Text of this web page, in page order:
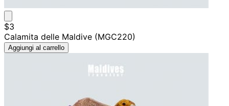
$3
Calamita delle Maldive (MGC220)
Aggiungi al carrello